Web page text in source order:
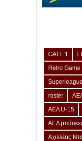
GATE 1
Retro Game
Superleague
roster
ΑΕΛ U-15
ΑΕΛ
Αχιλλέας